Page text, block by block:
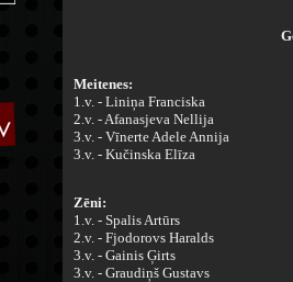
Meitenes:
1.v. - Liniņa Franciska
2.v. - Afanasjeva Nellija
3.v. - Vīnerte Adele Annija
3.v. - Kučinska Elīza
Zēni:
1.v. - Spalis Artūrs
2.v. - Fjodorovs Haralds
3.v. - Gainis Ģirts
3.v. - Graudiņš Gustavs